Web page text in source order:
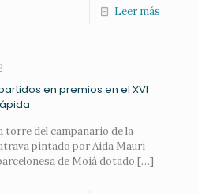
Leer más
en premios en el XVI
del campanario de la
pintado por Aida Mauri
de Moiá dotado […]